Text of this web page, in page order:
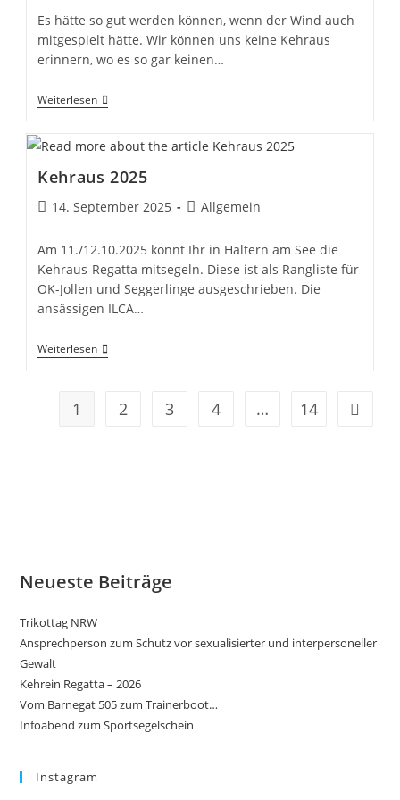
Es hätte so gut werden können, wenn der Wind auch
mitgespielt hätte. Wir können uns keine Kehraus
erinnern, wo es so gar keinen…
WeiterlesenKehraus
2025….
Kehraus 2025
Beitrag
14. September 2025
Beitrags-
Allgemein
Am 11./12.10.2025 könnt Ihr in Haltern am See die
Kehraus-Regatta mitsegeln. Diese ist als Rangliste für
OK-Jollen und Seggerlinge ausgeschrieben. Die
ansässigen ILCA…
WeiterlesenKehraus
2025
1 2 3 4 … 14 Gehe
Neueste Beiträge
Trikottag NRW
Ansprechperson zum Schutz vor sexualisierter und interpersoneller
Gewalt
Kehrein Regatta – 2026
Vom Barnegat 505 zum Trainerboot…
Infoabend zum Sportsegelschein
Instagram